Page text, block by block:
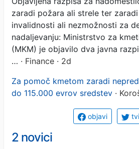
zaradi požara ali strele ter
invalidnosti ali nezmožnosti za
nadaljevanju: Ministrstvo za
(MKM) je objavilo dva javna
… · Finance · 2d
Za pomoč kmetom zaradi
do 115.000 evrov sredstev ·
objavi
2 novici